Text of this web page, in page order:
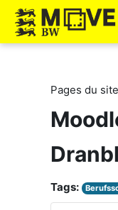
Passer au contenu
Pages du site
Tags: